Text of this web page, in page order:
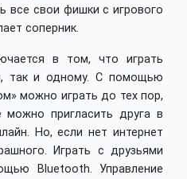
все свои фишки с игрового
соперник.
в том, что играть
так и одному. С помощью
можно играть до тех пор,
пригласить друга в
Но, если нет интернет
Играть с друзьями
Bluetooth. Управление